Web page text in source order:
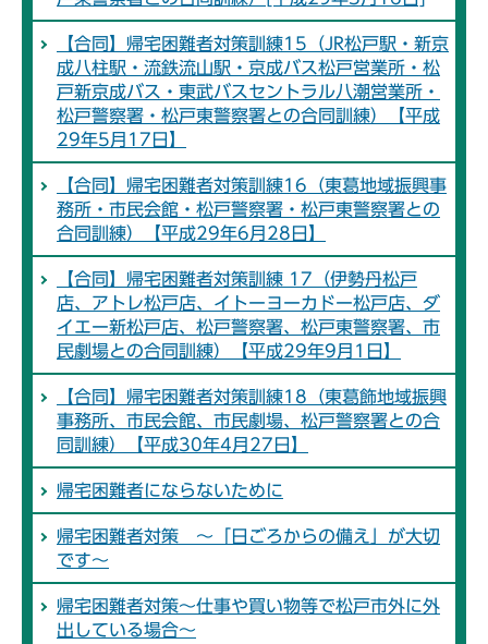
【合同】帰宅困難者対策訓練15（JR松戸駅・新京
成八柱駅・流鉄流山駅・京成バス松戸営業所・松
戸新京成バス・東武バスセントラル八潮営業所・
松戸警察署・松戸東警察署との合同訓練）【平成
29年5月17日】
【合同】帰宅困難者対策訓練16（東葛地域振興事
務所・市民会館・松戸警察署・松戸東警察署との
合同訓練）【平成29年6月28日】
【合同】帰宅困難者対策訓練 17（伊勢丹松戸
店、アトレ松戸店、イトーヨーカドー松戸店、ダ
イエー新松戸店、松戸警察署、松戸東警察署、市
民劇場との合同訓練）【平成29年9月1日】
【合同】帰宅困難者対策訓練18（東葛飾地域振興
事務所、市民会館、市民劇場、松戸警察署との合
同訓練）【平成30年4月27日】
帰宅困難者にならないために
帰宅困難者対策 ～「日ごろからの備え」が大切
です～
帰宅困難者対策～仕事や買い物等で松戸市外に外
出している場合～